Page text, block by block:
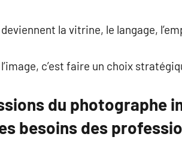
la vitrine, le langage,
c’est faire un choix
du photographe
besoins des